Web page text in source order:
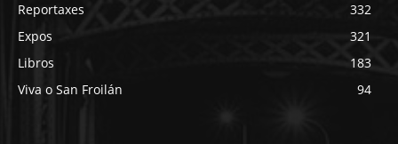
Reportaxes
332
Expos
321
Libros
183
Viva o San Froilán
94